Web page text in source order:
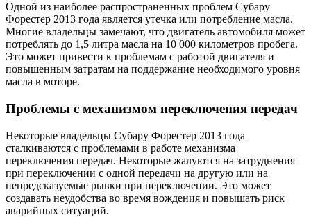
Одной из наиболее распространенных проблем Субару
Форестер 2013 года является утечка или потребление масла.
Многие владельцы замечают, что двигатель автомобиля может
потреблять до 1,5 литра масла на 10 000 километров пробега.
Это может привести к проблемам с работой двигателя и
повышенным затратам на поддержание необходимого уровня
масла в моторе.
Проблемы с механизмом переключения передач
Некоторые владельцы Субару Форестер 2013 года
сталкиваются с проблемами в работе механизма
переключения передач. Некоторые жалуются на затруднения
при переключении с одной передачи на другую или на
непредсказуемые рывки при переключении. Это может
создавать неудобства во время вождения и повышать риск
аварийных ситуаций.